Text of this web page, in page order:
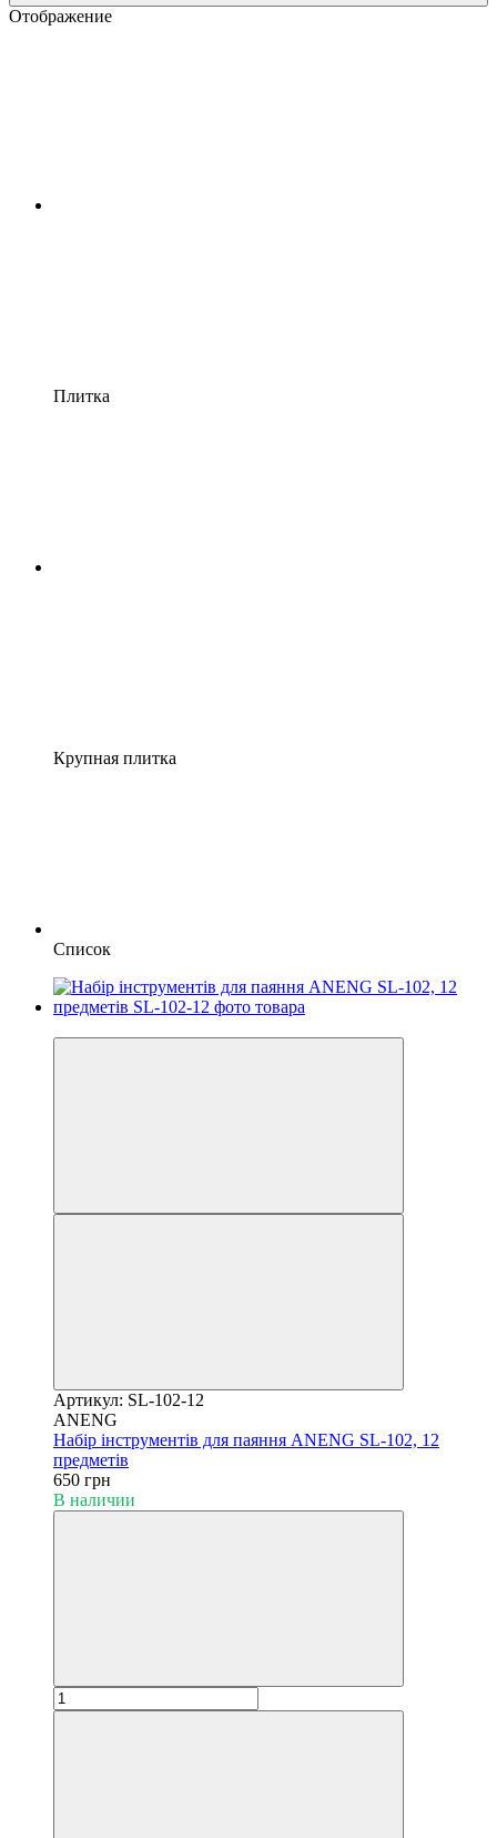
Отображение
Плитка
Крупная плитка
Список
Артикул: SL-102-12
ANENG
Набір інструментів для паяння ANENG SL-102, 12
предметів
650 грн
В наличии